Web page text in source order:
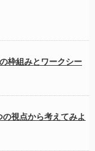
枠組みとワークシー
視点から考えてみよ